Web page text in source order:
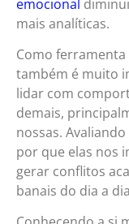
emocional
mais analíticas.
Como
também é muito
lidar com
demais,
nossas.
por que elas nos
gerar conflitos
banais do dia a